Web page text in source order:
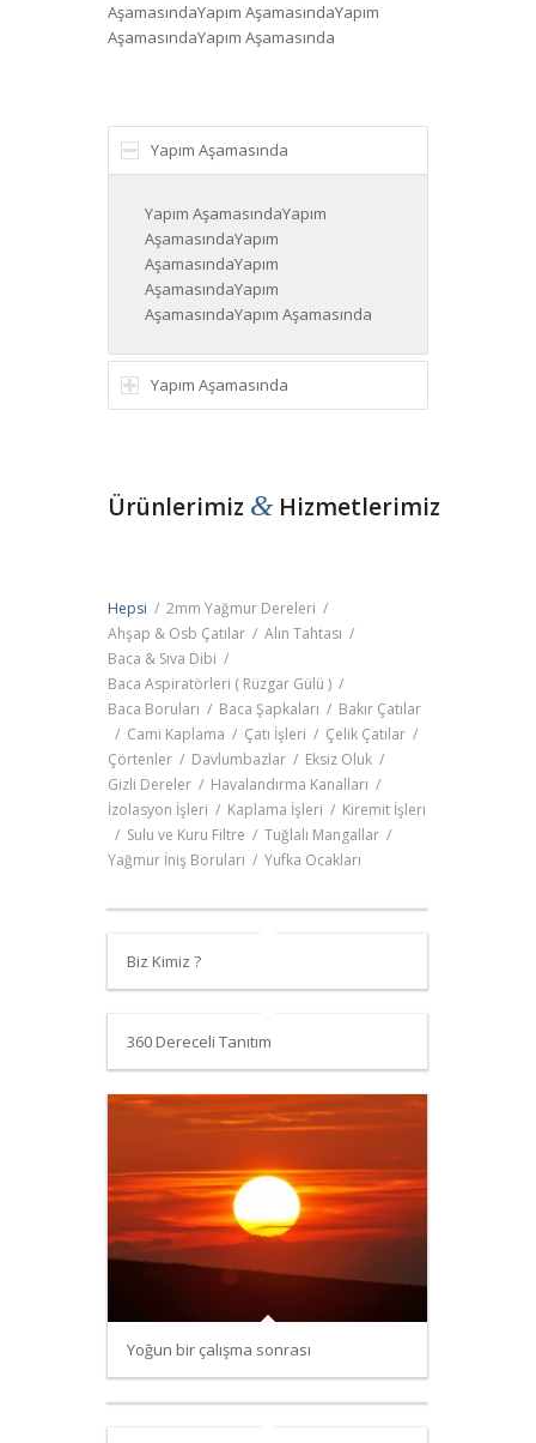
AşamasındaYapım AşamasındaYapım
AşamasındaYapım Aşamasında
Yapım Aşamasında
Yapım AşamasındaYapım
AşamasındaYapım
AşamasındaYapım
AşamasındaYapım
AşamasındaYapım Aşamasında
Yapım Aşamasında
Ürünlerimiz & Hizmetlerimiz
Hepsi / 2mm Yağmur Dereleri /
Ahşap & Osb Çatılar / Alın Tahtası /
Baca & Sıva Dibi /
Baca Aspiratörleri ( Rüzgar Gülü ) /
Baca Boruları / Baca Şapkaları / Bakır Çatılar
/ Cami Kaplama / Çatı İşleri / Çelik Çatılar /
Çörtenler / Davlumbazlar / Eksiz Oluk /
Gizli Dereler / Havalandırma Kanalları /
İzolasyon İşleri / Kaplama İşleri / Kiremit İşleri
/ Sulu ve Kuru Filtre / Tuğlalı Mangallar /
Yağmur İniş Boruları / Yufka Ocakları
Biz Kimiz ?
360 Dereceli Tanıtım
Yoğun bir çalışma sonrası